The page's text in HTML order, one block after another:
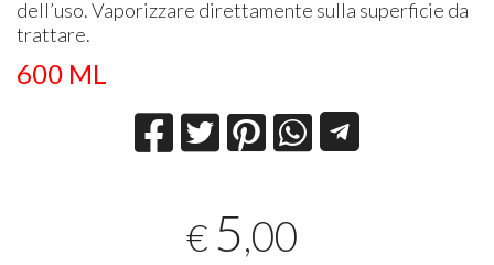
dell’uso. Vaporizzare direttamente sulla superficie da
trattare.
600 ML
€ 5,00